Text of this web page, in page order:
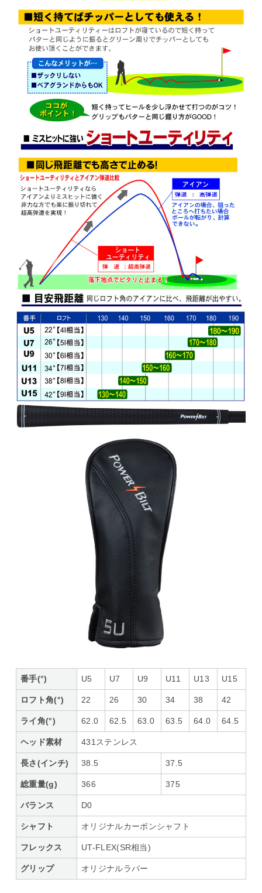
番手(°) U5 U7 U9 U11 U13 U15
ロフト角(°) 22 26 30 34 38 42
ライ角(°) 62.0 62.5 63.0 63.5 64.0 64.5
ヘッド素材 431ステンレス
長さ(インチ) 38.5 37.5
総重量(g) 366 375
バランス D0
シャフト オリジナルカーボンシャフト
フレックス UT-FLEX(SR相当)
グリップ オリジナルラバー